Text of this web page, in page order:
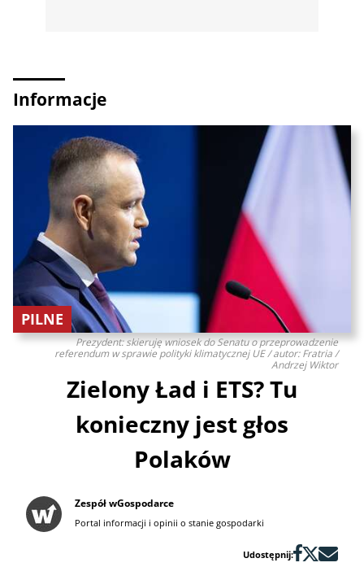
Informacje
Prezydent: skieruję wniosek do Senatu o przeprowadzenie
referendum w sprawie polityki klimatycznej UE / autor: Fratria /
Andrzej Wiktor
PILNE
Zielony Ład i ETS? Tu
konieczny jest głos
Polaków
Zespół wGospodarce
Portal informacji i opinii o stanie gospodarki
Udostępnij: